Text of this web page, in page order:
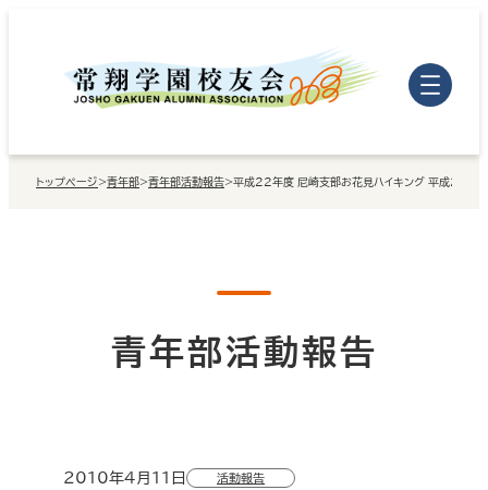
トップページ >青年部>青年部活動報告>平成22年度 尼崎支部お花見ハイキング 平成22年4
青年部活動報告
2010年4月11日 活動報告